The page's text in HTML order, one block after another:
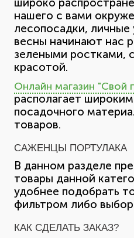
нашего с вами
лесопосадки, личные
весны начинают нас
зелеными ростками,
красотой.
Онлайн магазин "Свой
располагает
посадочного
товаров.
САЖЕНЦЫ ПОРТУЛАКА
В данном разделе
товары данной
удобнее подобрать
фильтром либо
КАК СДЕЛАТЬ ЗАКАЗ?